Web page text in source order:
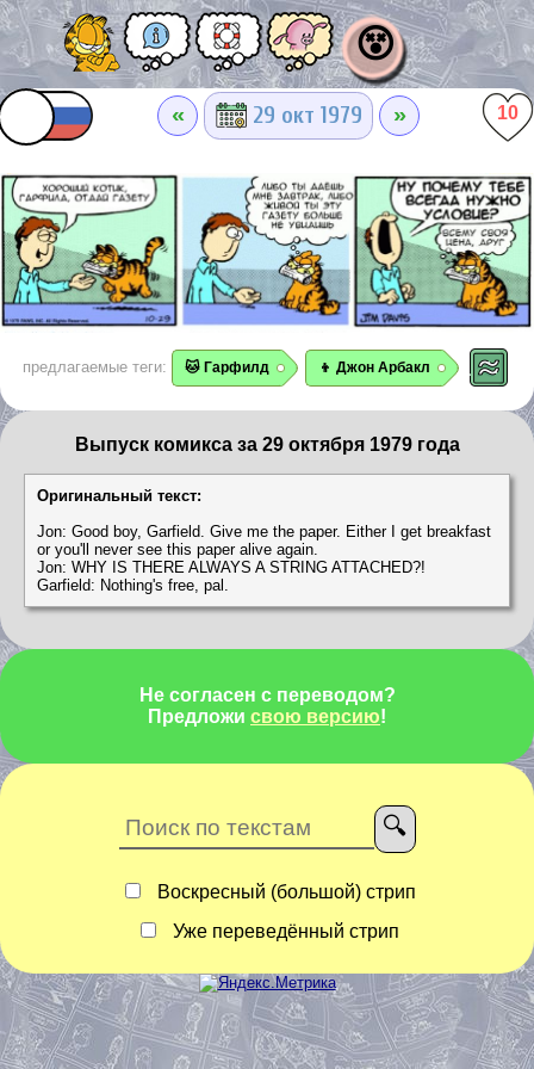
😵
« 29 окт 1979 » 10
предлагаемые теги: 🐱 Гарфилд 👦 Джон Арбакл
Выпуск комикса за 29 октября 1979 года
Оригинальный текст:
Jon: Good boy, Garfield. Give me the paper. Either I get breakfast
or you'll never see this paper alive again.
Jon: WHY IS THERE ALWAYS A STRING ATTACHED?!
Garfield: Nothing's free, pal.
Не согласен с переводом?
Предложи свою версию!
Воскресный (большой) стрип
Уже переведённый стрип